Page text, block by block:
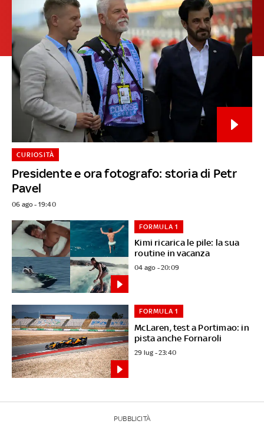
Presidente e ora fotografo: storia di Petr
Pavel
CURIOSITÀ
06 ago - 19:40
Kimi ricarica le pile: la sua
routine in vacanza
FORMULA 1
04 ago - 20:09
McLaren, test a Portimao: in
pista anche Fornaroli
FORMULA 1
29 lug - 23:40
PUBBLICITÀ